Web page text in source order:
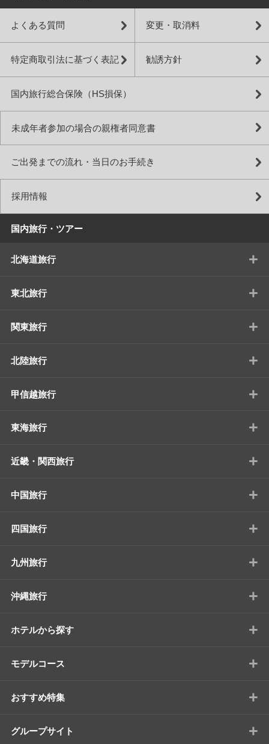
よくある質問 変更・取消料
特定商取引法に基づく表記 勧誘方針
国内旅行総合保険（HS損保）
未成年者参加の場合の親権者同意書
ご出発までの流れ・当日のお手続き
採用情報
国内旅行・ツアー
北海道旅行 +
東北旅行 +
関東旅行 +
北陸旅行 +
甲信越旅行 +
東海旅行 +
近畿・関西旅行 +
中国旅行 +
四国旅行 +
九州旅行 +
沖縄旅行 +
ホテルから探す +
モデルコース +
おすすめ特集 +
グループサイト +